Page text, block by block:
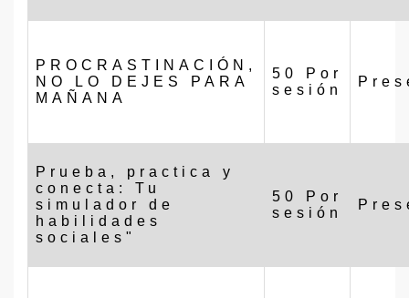
PROCRASTINACIÓN,
NO LO DEJES PARA
MAÑANA
50 Por
sesión
Prueba, practica y
conecta: Tu
simulador de
habilidades
sociales"
50 Por
sesión